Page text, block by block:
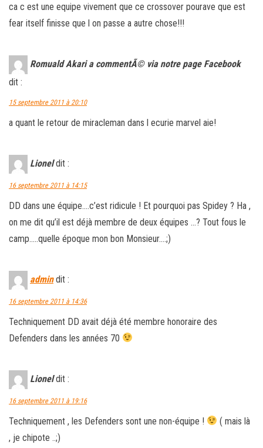
ca c est une equipe vivement que ce crossover pourave que est
fear itself finisse que l on passe a autre chose!!!
Romuald Akari a commentÃ© via notre page Facebook
dit :
15 septembre 2011 à 20:10
a quant le retour de miracleman dans l ecurie marvel aie!
Lionel dit :
16 septembre 2011 à 14:15
DD dans une équipe….c’est ridicule ! Et pourquoi pas Spidey ? Ha ,
on me dit qu’il est déjà membre de deux équipes …? Tout fous le
camp…..quelle époque mon bon Monsieur….;)
admin dit :
16 septembre 2011 à 14:36
Techniquement DD avait déjà été membre honoraire des
Defenders dans les années 70
Lionel dit :
16 septembre 2011 à 19:16
Techniquement , les Defenders sont une non-équipe !
( mais là
, je chipote ..;)